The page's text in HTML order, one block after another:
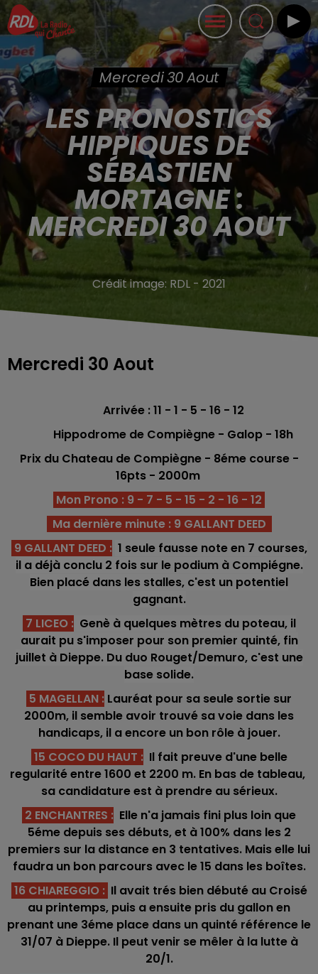
Mercredi 30 Aout
LES PRONOSTICS
HIPPIQUES DE
SÉBASTIEN
MORTAGNE :
MERCREDI 30 AOUT
Crédit image: RDL - 2021
Mercredi 30 Aout
Arrivée : 11 - 1 - 5 - 16 - 12
Hippodrome de Compiègne - Galop - 18h
Prix du Chateau de Compiègne - 8éme course -
16pts - 2000m
Mon Prono : 9 - 7 - 5 - 15 - 2 - 16 - 12
Ma dernière minute : 9 GALLANT DEED
9 GALLANT DEED : 1 seule fausse note en 7 courses,
il a déjà conclu 2 fois sur le podium à Compiégne.
Bien placé dans les stalles, c'est un potentiel
gagnant.
7 LICEO : Genè à quelques mètres du poteau, il
aurait pu s'imposer pour son premier quinté, fin
juillet à Dieppe. Du duo Rouget/Demuro, c'est une
base solide.
5 MAGELLAN : Lauréat pour sa seule sortie sur
2000m, il semble avoir trouvé sa voie dans les
handicaps, il a encore un bon rôle à jouer.
15 COCO DU HAUT :Il fait preuve d'une belle
regularité entre 1600 et 2200 m. En bas de tableau,
sa candidature est à prendre au sérieux.
2 ENCHANTRES : Elle n'a jamais fini plus loin que
5éme depuis ses débuts, et à 100% dans les 2
premiers sur la distance en 3 tentatives. Mais elle lui
faudra un bon parcours avec le 15 dans les boîtes.
16 CHIAREGGIO : Il avait trés bien débuté au Croisé
au printemps, puis a ensuite pris du gallon en
prenant une 3éme place dans un quinté référence le
31/07 à Dieppe. Il peut venir se mêler à la lutte à
20/1.